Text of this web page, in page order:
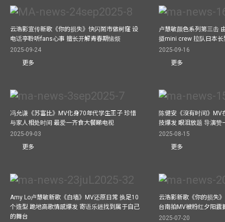
云浩影宣传新歌《你的损失》快闪鬧市做树窿 设
电话亭聆听fans心事 擅长开解青春期恼烦
2025-09-24
更多
卢慧敏颜色系列第三击
摄mini crew 拉队日本长
2025-09-16
更多
冯允谦《苏富比》MV化身70年代学生王子 珍惜
与家人相处时间 最爱一齐食大餐睇电视
2025-09-03
更多
陈健安《沒有时间》MV
技爆发 眼泪放题 导演
2025-08-15
更多
Amy Lo卢慧敏新歌《白墙》MV还原日常 换足10
个造型 跪地高歌情感爆发 寄语乐迷找到属于自己
的舞台
云浩影新歌《你的损失
台南拍MV被粉红夕阳震
2025-07-20